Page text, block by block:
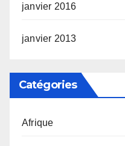
janvier 2016
janvier 2013
Catégories
Afrique